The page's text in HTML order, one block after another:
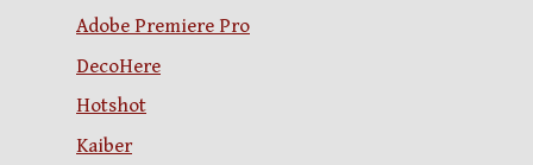
Adobe Premiere Pro
DecoHere
Hotshot
Kaiber